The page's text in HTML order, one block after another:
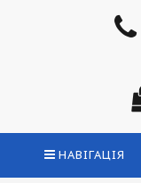
НАВІГАЦІЯ